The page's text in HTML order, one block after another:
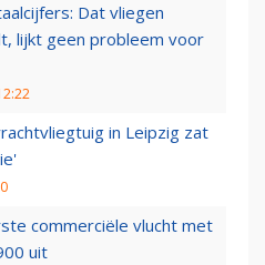
Dat vliegen
lijkt geen probleem voor
in Leipzig zat
commerciële vlucht met
uit